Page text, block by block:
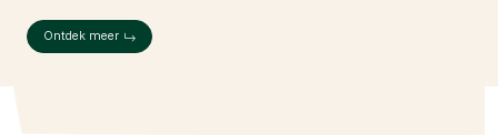
Ontdek meer